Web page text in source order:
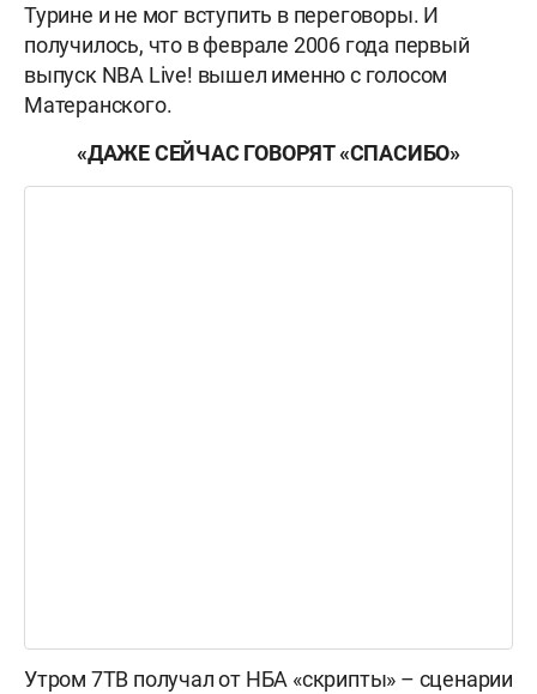
Турине и не мог вступить в переговоры. И
получилось, что в феврале 2006 года первый
выпуск NBA Live! вышел именно с голосом
Матеранского.
«ДАЖЕ СЕЙЧАС ГОВОРЯТ «СПАСИБО»
Утром 7ТВ получал от НБА «скрипты» – сценарии